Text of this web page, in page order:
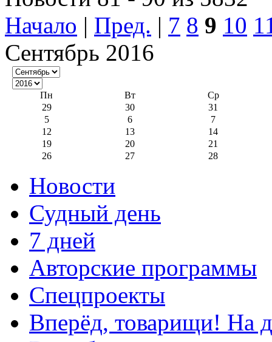
Начало | Пред. | 7 8 9 10
Сентябрь 2016
Пн Вт
Ср
29
30
31
5
6
7
12
13
14
19
20
21
26
27 28
Новости
Судный день
7 дней
Авторские программы
Спецпроекты
Вперёд, товарищи! На